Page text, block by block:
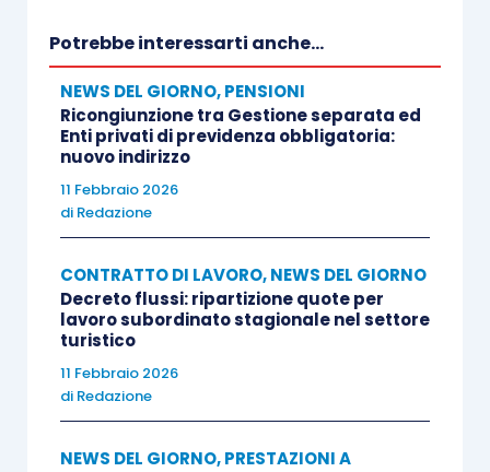
Potrebbe interessarti anche...
NEWS DEL GIORNO,PENSIONI
Ricongiunzione tra Gestione separata ed
Enti privati di previdenza obbligatoria:
nuovo indirizzo
11 Febbraio 2026
di Redazione
CONTRATTO DI LAVORO,NEWS DEL GIORNO
Decreto flussi: ripartizione quote per
lavoro subordinato stagionale nel settore
turistico
11 Febbraio 2026
di Redazione
NEWS DEL GIORNO,PRESTAZIONI A